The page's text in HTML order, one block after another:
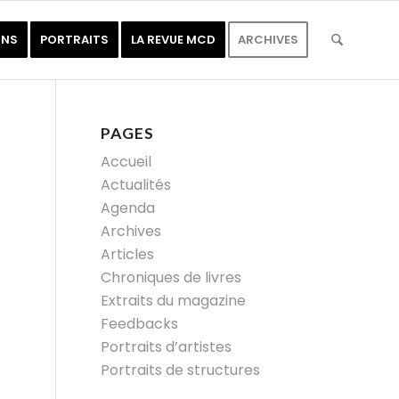
PORTRAITS LA REVUE MCD ARCHIVES
PAGES
Accueil
Actualités
Agenda
Archives
Articles
Chroniques de livres
Extraits du magazine
Feedbacks
Portraits d’artistes
Portraits de structures